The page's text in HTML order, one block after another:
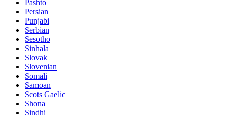
Pashto
Persian
Punjabi
Serbian
Sesotho
Sinhala
Slovak
Slovenian
Somali
Samoan
Scots Gaelic
Shona
Sindhi